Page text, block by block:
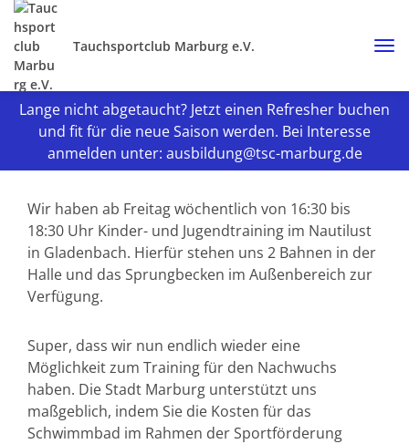
Tauchsportclub Marburg e.V.
Lange nicht abgetaucht? Jetzt einen Refresher buchen
und fit für die neue Saison werden. Bei Interesse
anmelden unter: ausbildung@tsc-marburg.de
Wir haben ab Freitag wöchentlich von 16:30 bis
18:30 Uhr Kinder- und Jugendtraining im Nautilust
in Gladenbach. Hierfür stehen uns 2 Bahnen in der
Halle und das Sprungbecken im Außenbereich zur
Verfügung.
Super, dass wir nun endlich wieder eine
Möglichkeit zum Training für den Nachwuchs
haben. Die Stadt Marburg unterstützt uns
maßgeblich, indem Sie die Kosten für das
Schwimmbad im Rahmen der Sportförderung